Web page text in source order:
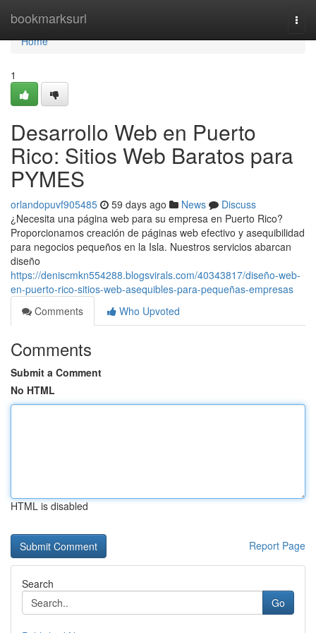
bookmarksurl
Home
Home
1
Desarrollo Web en Puerto
Rico: Sitios Web Baratos para
PYMES
orlandopuvf905485 59 days ago News
Discuss
¿Necesita una página web para su empresa en Puerto Rico?
Proporcionamos creación de páginas web efectivo y asequibilidad
para negocios pequeños en la Isla. Nuestros servicios abarcan
diseño
https://deniscmkn554288.blogsvirals.com/40343817/diseño-web-
en-puerto-rico-sitios-web-asequibles-para-pequeñas-empresas
Comments
Who Upvoted
Comments
Submit a Comment
No HTML
HTML is disabled
Report Page
Search
Go